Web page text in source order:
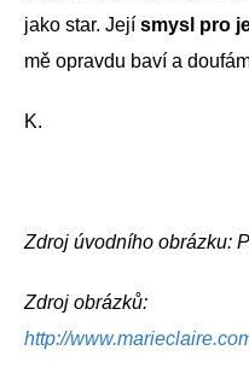
jako star. Její smysl pro
mě opravdu baví a
K.
Zdroj úvodního obrázku:
Zdroj obrázků:
http://